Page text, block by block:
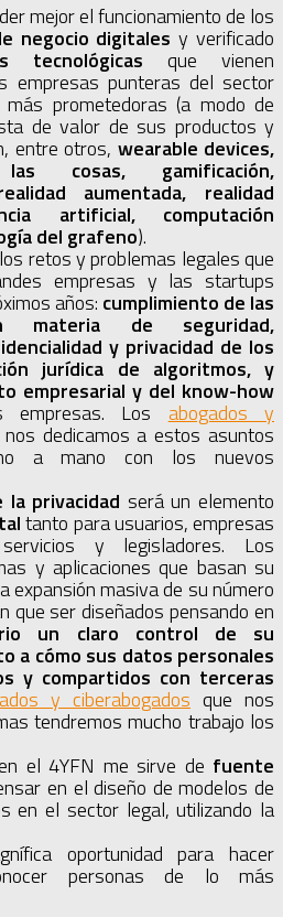
mejor el funcionamiento de los
negocio digitales y verificado
tecnológicas que vienen
empresas punteras del sector
prometedoras (a modo de
de valor de sus productos y
entre otros, wearable devices,
cosas, gamificación,
aumentada, realidad
artificial, computación
del grafeno).
retos y problemas legales que
empresas y las startups
años: cumplimiento de las
materia de seguridad,
y privacidad de los
jurídica de algoritmos, y
empresarial y del know-how
empresas. Los abogados y
dedicamos a estos asuntos
a mano con los nuevos
la privacidad será un elemento
tanto para usuarios, empresas
y legisladores. Los
y aplicaciones que basan su
expansión masiva de su número
que ser diseñados pensando en
un claro control de su
a cómo sus datos personales
y compartidos con terceras
y ciberabogados que nos
tendremos mucho trabajo los
el 4YFN me sirve de fuente
en el diseño de modelos de
en el sector legal, utilizando la
oportunidad para hacer
personas de lo más